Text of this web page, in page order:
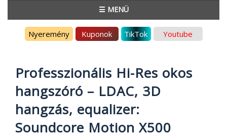
☰ MENÜ
Nyeremény Kuponok TikTok Youtube
Professzionális Hi-Res okos
hangszóró – LDAC, 3D
hangzás, equalizer:
Soundcore Motion X500